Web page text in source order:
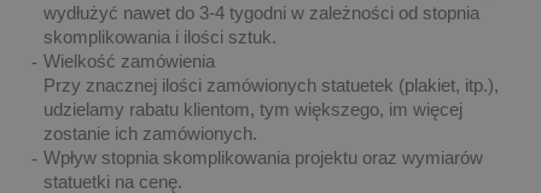
wydłużyć nawet do 3-4 tygodni w zależności od stopnia
skomplikowania i ilości sztuk.
Wielkość zamówienia
Przy znacznej ilości zamówionych statuetek (plakiet, itp.),
udzielamy rabatu klientom, tym większego, im więcej
zostanie ich zamówionych.
Wpływ stopnia skomplikowania projektu oraz wymiarów
statuetki na cenę.